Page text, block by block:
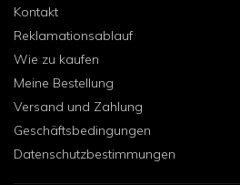
Kontakt
Reklamationsablauf
Wie zu kaufen
Meine Bestellung
Versand und Zahlung
Geschäftsbedingungen
Datenschutzbestimmungen